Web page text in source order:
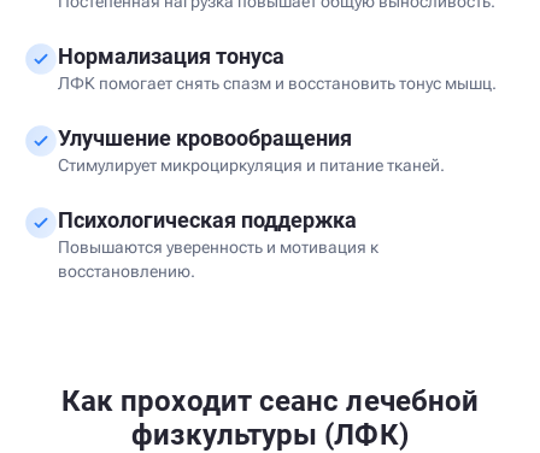
Нормализация тонуса
ЛФК помогает снять спазм и восстановить тонус мышц.
Улучшение кровообращения
Стимулирует микроциркуляция и питание тканей.
Психологическая поддержка
Повышаются уверенность и мотивация к
восстановлению.
Как проходит сеанс лечебной
физкультуры (ЛФК)